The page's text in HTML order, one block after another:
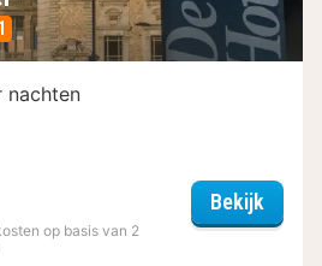
nachten
op basis van 2
Bekijk